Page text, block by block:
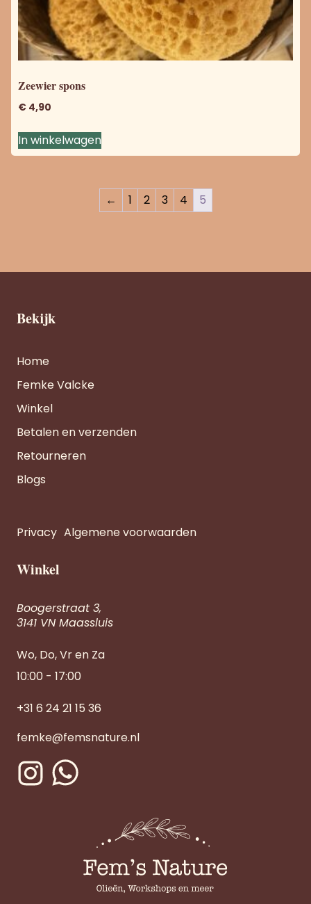
Zeewier spons
€ 4,90
In winkelwagen
← 1 2 3 4 5
Bekijk
Home
Femke Valcke
Winkel
Betalen en verzenden
Retourneren
Blogs
Privacy Algemene voorwaarden
Winkel
Boogerstraat 3,
3141 VN Maassluis
Wo, Do, Vr en Za
10:00 - 17:00
+31 6 24 21 15 36
femke@femsnature.nl